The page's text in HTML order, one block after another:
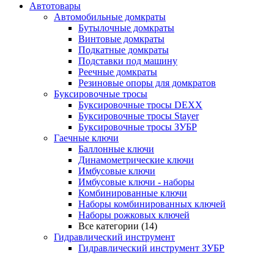
Автотовары
Автомобильные домкраты
Бутылочные домкраты
Винтовые домкраты
Подкатные домкраты
Подставки под машину
Реечные домкраты
Резиновые опоры для домкратов
Буксировочные тросы
Буксировочные тросы DEXX
Буксировочные тросы Stayer
Буксировочные тросы ЗУБР
Гаечные ключи
Баллонные ключи
Динамометрические ключи
Имбусовые ключи
Имбусовые ключи - наборы
Комбинированные ключи
Наборы комбинированных ключей
Наборы рожковых ключей
Все категории (14)
Гидравлический инструмент
Гидравлический инструмент ЗУБР